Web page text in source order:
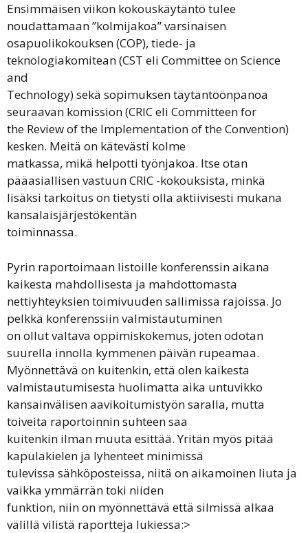
Ensimmäisen viikon kokouskäytäntö tulee
noudattamaan ”kolmijakoa” varsinaisen
osapuolikokouksen (COP), tiede- ja
teknologiakomitean (CST eli Committee on Science
and
Technology) sekä sopimuksen täytäntöönpanoa
seuraavan komission (CRIC eli Committeen for
the Review of the Implementation of the Convention)
kesken. Meitä on kätevästi kolme
matkassa, mikä helpotti työnjakoa. Itse otan
pääasiallisen vastuun CRIC -kokouksista, minkä
lisäksi tarkoitus on tietysti olla aktiivisesti mukana
kansalaisjärjestökentän
toiminnassa.
Pyrin raportoimaan listoille konferenssin aikana
kaikesta mahdollisesta ja mahdottomasta
nettiyhteyksien toimivuuden sallimissa rajoissa. Jo
pelkkä konferenssiin valmistautuminen
on ollut valtava oppimiskokemus, joten odotan
suurella innolla kymmenen päivän rupeamaa.
Myönnettävä on kuitenkin, että olen kaikesta
valmistautumisesta huolimatta aika untuvikko
kansainvälisen aavikoitumistyön saralla, mutta
toiveita raportoinnin suhteen saa
kuitenkin ilman muuta esittää. Yritän myös pitää
kapulakielen ja lyhenteet minimissä
tulevissa sähköposteissa, niitä on aikamoinen liuta ja
vaikka ymmärrän toki niiden
funktion, niin on myönnettävä että silmissä alkaa
välillä vilistä raportteja lukiessa:>